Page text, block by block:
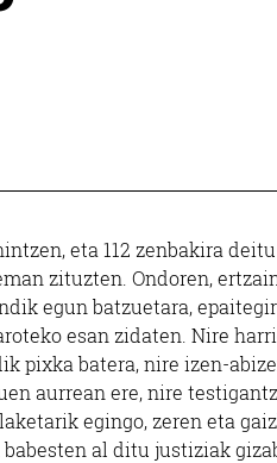
eta 112 zenbakira
zituzten. Ondoren,
egun batzuetara,
esan zidaten. Nire
pixka batera, nire izen-
aurrean ere, nire
egingo, zeren eta
al ditu justiziak